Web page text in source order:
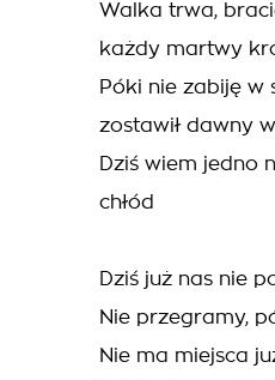
Walka trwa,
każdy martwy
Póki nie zabiję w
zostawił dawny
Dziś wiem jedno
chłód
Dziś już nas nie
Nie przegramy,
Nie ma miejsca